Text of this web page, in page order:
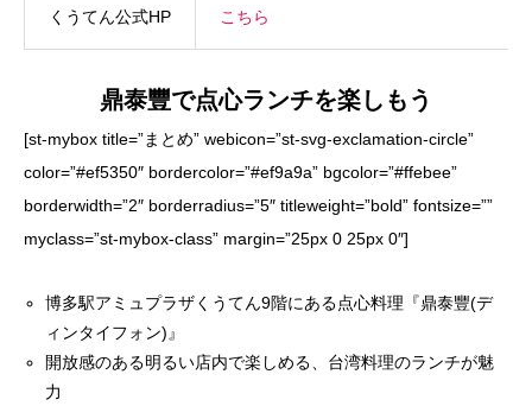
くうてん公式HP こちら
鼎泰豐で点心ランチを楽しもう
[st-mybox title=”まとめ” webicon=”st-svg-exclamation-circle”
color=”#ef5350″ bordercolor=”#ef9a9a” bgcolor=”#ffebee”
borderwidth=”2″ borderradius=”5″ titleweight=”bold” fontsize=””
myclass=”st-mybox-class” margin=”25px 0 25px 0″]
博多駅アミュプラザくうてん9階にある点心料理『鼎泰豐(デ
ィンタイフォン)』
開放感のある明るい店内で楽しめる、台湾料理のランチが魅
力